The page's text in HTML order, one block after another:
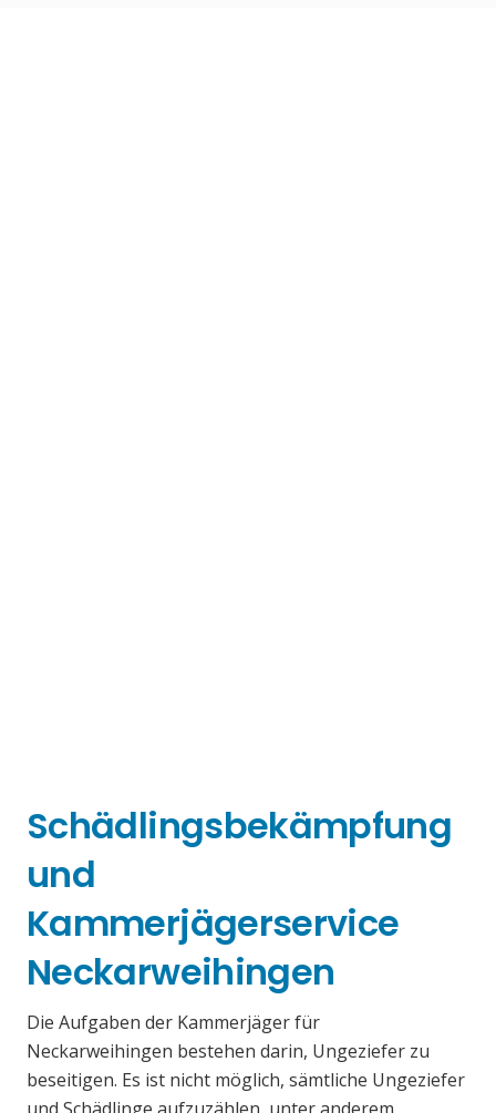
Schädlingsbekämpfung
und
Kammerjägerservice
Neckarweihingen
Die Aufgaben der Kammerjäger für
Neckarweihingen bestehen darin, Ungeziefer zu
beseitigen. Es ist nicht möglich, sämtliche Ungeziefer